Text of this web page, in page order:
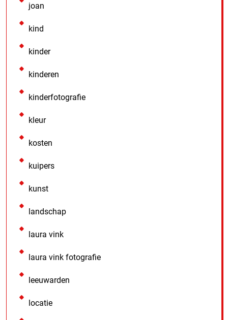
joan
kind
kinder
kinderen
kinderfotografie
kleur
kosten
kuipers
kunst
landschap
laura vink
laura vink fotografie
leeuwarden
locatie